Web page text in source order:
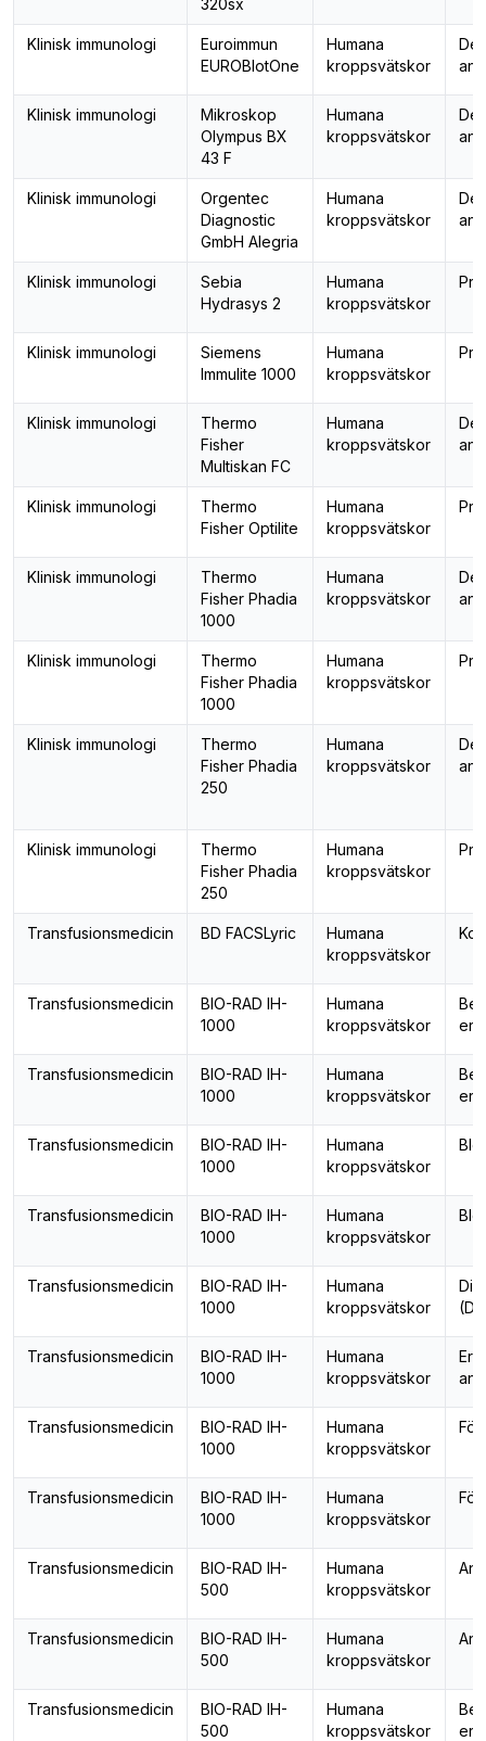
320sx
Klinisk immunologi
Euroimmun
EUROBlotOne
Humana
kroppsvätskor
Klinisk immunologi
Mikroskop
Olympus BX
43 F
Humana
kroppsvätskor
Klinisk immunologi
Orgentec
Diagnostic
GmbH Alegria
Humana
kroppsvätskor
Klinisk immunologi
Sebia
Hydrasys 2
Humana
kroppsvätskor
Klinisk immunologi
Siemens
Immulite 1000
Humana
kroppsvätskor
Klinisk immunologi
Thermo
Fisher
Multiskan FC
Humana
kroppsvätskor
Klinisk immunologi
Thermo
Fisher Optilite
Humana
kroppsvätskor
Klinisk immunologi
Thermo
Fisher Phadia
1000
Humana
kroppsvätskor
Klinisk immunologi
Thermo
Fisher Phadia
1000
Humana
kroppsvätskor
Klinisk immunologi
Thermo
Fisher Phadia
250
Humana
kroppsvätskor
Klinisk immunologi
Thermo
Fisher Phadia
250
Humana
kroppsvätskor
Transfusionsmedicin BD FACSLyric
Humana
kroppsvätskor
Transfusionsmedicin
BIO-RAD IH-
1000
Humana
kroppsvätskor
Transfusionsmedicin
BIO-RAD IH-
1000
Humana
kroppsvätskor
Transfusionsmedicin
BIO-RAD IH-
1000
Humana
kroppsvätskor
Transfusionsmedicin
BIO-RAD IH-
1000
Humana
kroppsvätskor
Transfusionsmedicin
BIO-RAD IH-
1000
Humana
kroppsvätskor
Transfusionsmedicin
BIO-RAD IH-
1000
Humana
kroppsvätskor
Transfusionsmedicin
BIO-RAD IH-
1000
Humana
kroppsvätskor
Transfusionsmedicin
BIO-RAD IH-
1000
Humana
kroppsvätskor
Transfusionsmedicin
BIO-RAD IH-
500
Humana
kroppsvätskor
Transfusionsmedicin
BIO-RAD IH-
500
Humana
kroppsvätskor
Transfusionsmedicin
BIO-RAD IH-
500
Humana
kroppsvätskor